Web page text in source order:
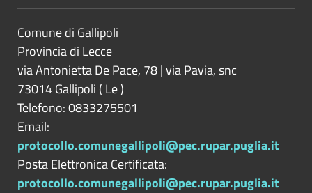
Comune di Gallipoli
Provincia di Lecce
via Antonietta De Pace, 78 | via Pavia, snc
73014Gallipoli ( Le)
Telefono: 0833275501
Email:
protocollo.comunegallipoli@pec.rupar.puglia.it
Posta Elettronica Certificata:
protocollo.comunegallipoli@pec.rupar.puglia.it